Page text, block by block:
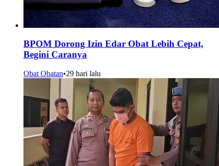
BPOM Dorong Izin Edar Obat Lebih Cepat,
Begini Caranya
Obat Obatan•29 hari lalu